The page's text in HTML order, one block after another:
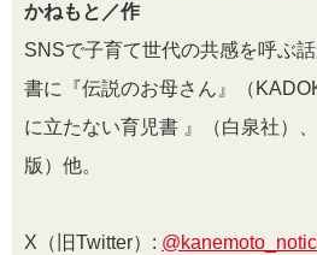
かねもと／作
SNSで子育て世代の共感を呼ぶ
書に『伝説のお母さん』（
に立たない育児書 』（白泉社）
版）他。
X（旧Twitter）: